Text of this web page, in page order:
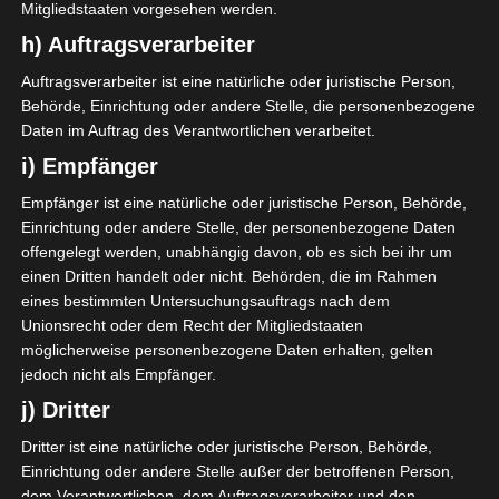
Etoile Sportive du Sahel – Olympique de
Béja (Schiedsrichter: Amine Fkair / VAR:
Walid Mansri).
Espérance Sportive de Zarzis – Espérance
Sportive de Tunis (Schiedsrichter: Amir
Loucif / VAR: Majdi Bellagha).
Ligue 1 Pro Tunesien 2025/2026
18 Okt. 2025-15:00
Jeunesse sportive d’El
Omrane (JSO)
2 0
Jeunesse Sportive
Kairouanaise (JSK)
Stade Taïb Ben Ammar El Omrane, Tunis
TV: Al Wataniya 2
18 Okt. 2025
Union Sportive de Ben
Guerdane (USBG)
1 1
Avenir Sportif de Gabès
Mitgliedstaaten vorgesehen werden.
h) Auftragsverarbeiter
Auftragsverarbeiter ist eine natürliche oder juristische Person,
Behörde, Einrichtung oder andere Stelle, die personenbezogene
Daten im Auftrag des Verantwortlichen verarbeitet.
i) Empfänger
Empfänger ist eine natürliche oder juristische Person, Behörde,
Einrichtung oder andere Stelle, der personenbezogene Daten
offengelegt werden, unabhängig davon, ob es sich bei ihr um
einen Dritten handelt oder nicht. Behörden, die im Rahmen
eines bestimmten Untersuchungsauftrags nach dem
Unionsrecht oder dem Recht der Mitgliedstaaten
möglicherweise personenbezogene Daten erhalten, gelten
jedoch nicht als Empfänger.
j) Dritter
Dritter ist eine natürliche oder juristische Person, Behörde,
Einrichtung oder andere Stelle außer der betroffenen Person,